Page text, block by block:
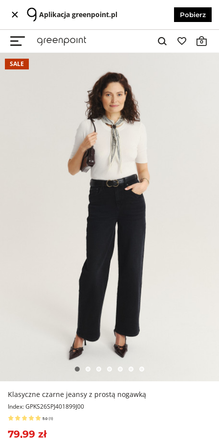
Aplikacja greenpoint.pl Pobierz
0
SALE
Klasyczne czarne jeansy z prostą nogawką
Index: GPKS26SPJ401899J00
5.0 (1 )
79,99 zł